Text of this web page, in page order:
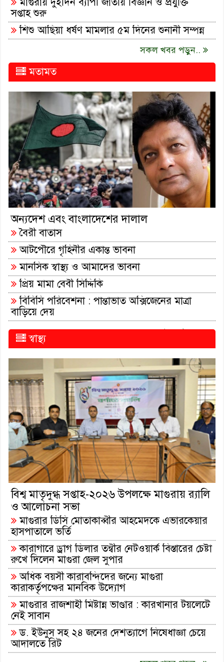
সপ্তাহ শুরু
শিশু আছিয়া ধর্ষণ মামলার ৫ম দিনের শুনানী সম্পন্ন
সকল খবর পড়ুন..
মতামত
অন্যদেশ এবং বাংলাদেশের দালাল
বৈরী বাতাস
আটপৌরে গৃহিনীর একান্ত ভাবনা
মানসিক স্বাস্থ্য ও আমাদের ভাবনা
প্রিয় মামা বেবী সিদ্দিকি
বিবিসি পরিবেশনা : পান্তাভাত অক্সিজেনের মাত্রা
বাড়িয়ে দেয়
সকল খবর পড়ুন..
স্বাস্থ্য
বিশ্ব মাতৃদুগ্ধ সপ্তাহ-২০২৬ উপলক্ষে মাগুরায় র‍্যালি
ও আলোচনা সভা
মাগুরার ডিসি মোতাকাব্বীর আহমেদকে এভারকেয়ার
হাসপাতালে ভর্তি
কারাগারে ড্রাগ ডিলার তন্বীর নেটওয়ার্ক বিস্তারের চেষ্টা
রুখে দিলেন মাগুরা জেল সুপার
অধিক বয়সী কারাবন্দিদের জন্যে মাগুরা
কারাকর্তৃপক্ষের মানবিক উদ্যোগ
মাগুরার রাজশাহী মিষ্টান্ন ভাণ্ডার : কারখানার টয়লেটে
নেই সাবান
ড. ইউনুস সহ ২৪ জনের দেশত্যাগে নিষেধাজ্ঞা চেয়ে
আদালতে রিট